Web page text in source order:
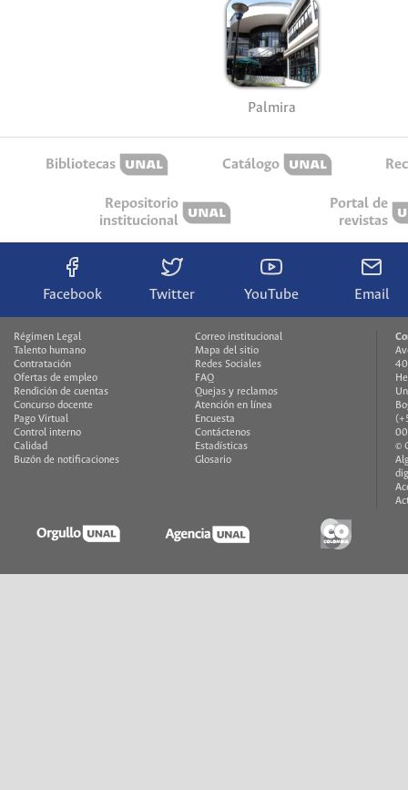
Palmira
Bibliotecas Catálogo
Repositorio
institucional
Portal de
revistas
Facebook Twitter YouTube Email
Régimen Legal
Talento humano
Contratación
Ofertas de empleo
Rendición de cuentas
Concurso docente
Pago Virtual
Control interno
Calidad
Buzón de notificaciones
Correo institucional
Mapa del sitio
Redes Sociales
FAQ
Quejas y reclamos
Atención en línea
Encuesta
Contáctenos
Estadísticas
Glosario
©